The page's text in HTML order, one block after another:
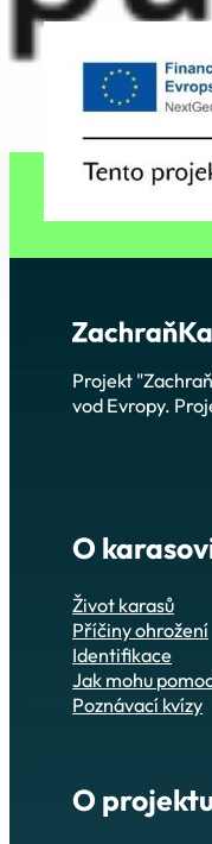
Projekt
vod Evropy.
O
Život karasů
Příčiny ohrožení
Identifikace
Jak mohu
Poznávací kvízy
O